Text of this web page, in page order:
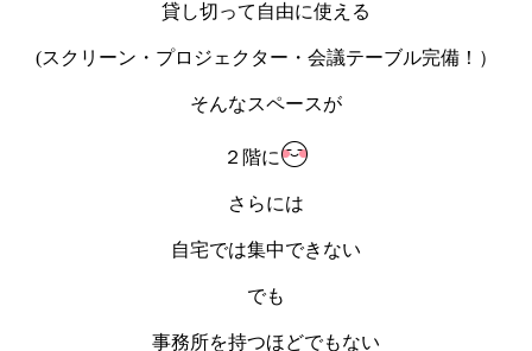
貸し切って自由に使える
(スクリーン・プロジェクター・会議テーブル完備！）
そんなスペースが
２階に
さらには
自宅では集中できない
でも
事務所を持つほどでもない